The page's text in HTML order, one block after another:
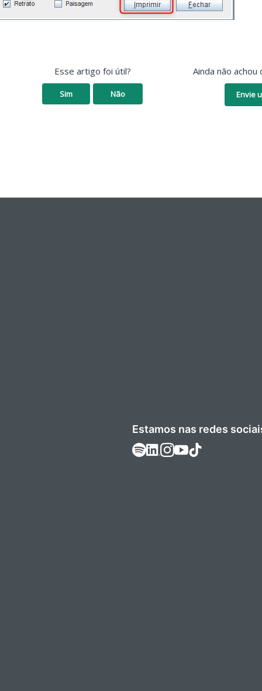
Esse artigo foi útil?
Sim Não
Ainda não
Envie
Estamos nas redes